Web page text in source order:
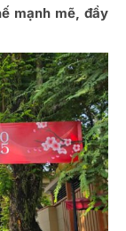
mạnh mẽ, đầy